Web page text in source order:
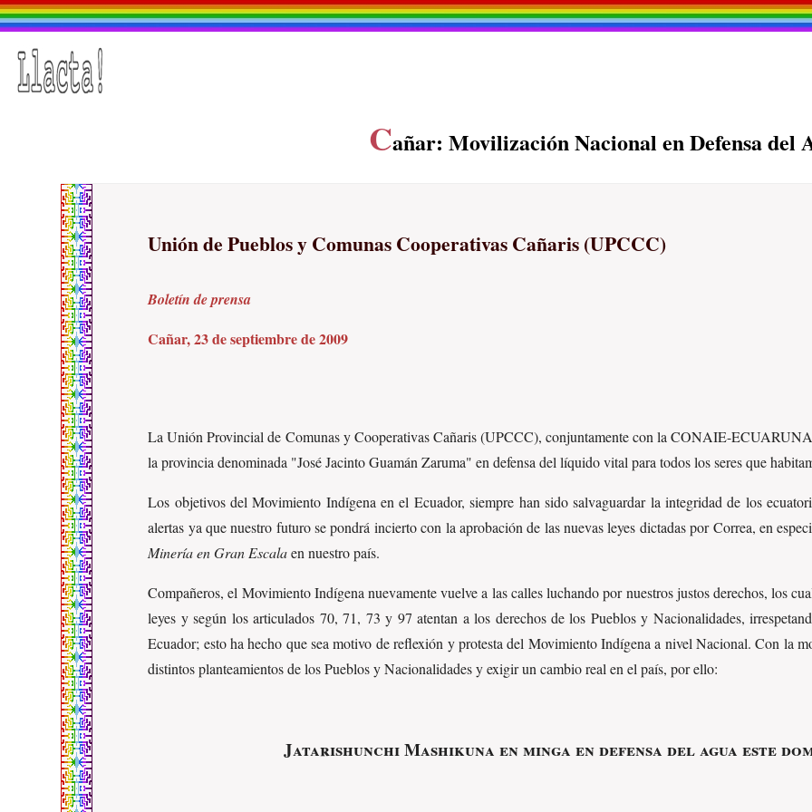
Cañar: Movilización Nacional en Defensa del
Unión de Pueblos y Comunas Cooperativas Cañaris (UPCCC)
Boletín de prensa
Cañar, 23 de septiembre de 2009
La Unión Provincial de Comunas y Cooperativas Cañaris (UPCCC), conjuntamente con la CONAIE-
la provincia denominada "José Jacinto Guamán Zaruma" en defensa del líquido vital para todos los seres que
Los objetivos del Movimiento Indígena en el Ecuador, siempre han sido salvaguardar la integridad de los
alertas ya que nuestro futuro se pondrá incierto con la aprobación de las nuevas leyes dictadas por Correa, en
Minería en Gran Escalaen nuestro país.
Compañeros, el Movimiento Indígena nuevamente vuelve a las calles luchando por nuestros justos derechos, los
leyes y según los articulados 70, 71, 73 y 97 atentan a los derechos de los Pueblos y Nacionalidades,
Ecuador; esto ha hecho que sea motivo de reflexión y protesta del Movimiento Indígena a nivel Nacional. Con la
distintos planteamientos de los Pueblos y Nacionalidades y exigir un cambio real en el país, por ello:
Jatarishunchi Mashikuna en minga en defensa del agua este